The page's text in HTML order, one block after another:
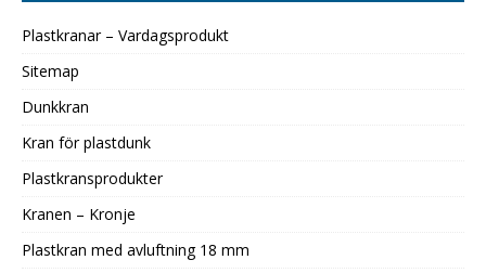
Plastkranar – Vardagsprodukt
Sitemap
Dunkkran
Kran för plastdunk
Plastkransprodukter
Kranen – Kronje
Plastkran med avluftning 18 mm